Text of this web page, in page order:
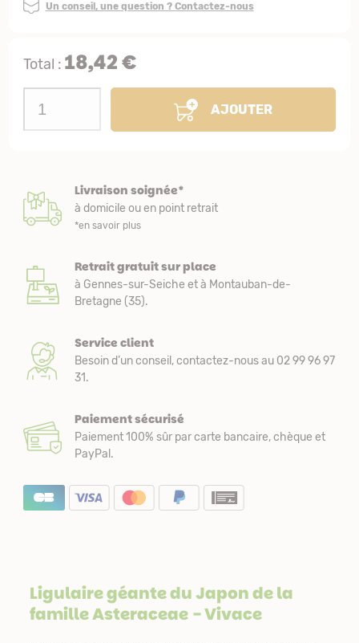
Un conseil, une question ? Contactez-nous
Total : 18,42 €
AJOUTER
Livraison soignée*
à domicile ou en point retrait
*en savoir plus
Retrait gratuit sur place
à Gennes-sur-Seiche et à Montauban-de-
Bretagne (35).
Service client
Besoin d’un conseil, contactez-nous au 02 99 96 97
31.
Paiement sécurisé
Paiement 100% sûr par carte bancaire, chèque et
PayPal.
Ligulaire géante du Japon de la
familleAsteraceae- Vivace